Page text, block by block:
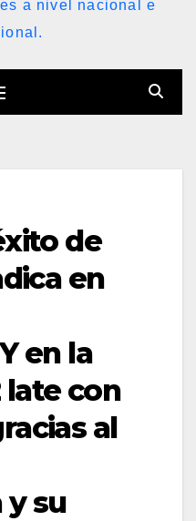
a nivel nacional e
de
en
en la
con
al
su